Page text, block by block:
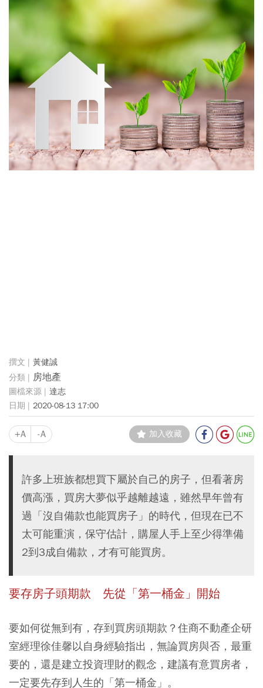
黃健誠
房地產
達志
2020-08-13 17:00
+A -A 加入收藏
許多上班族都想買下屬於自己的房子，但看著房
價高漲，買房大夢似乎越離越遠，雖然早年曾有
過「沒自備款也能買房子」的時代，但現在已不
太可能重演，保守估計，購屋人手上至少得準備
2到3成自備款，才有可能買房。
要存房子頭期款 先從「第一桶金」開始
要如何從無到有，存到買房頭期款？住商不動產企研
室經理徐佳馨以自身經驗指出，無論買房與否，最重
要的，還是建立投資理財的觀念，建議有意買房者，
一定要先存到人生的「第一桶金」。